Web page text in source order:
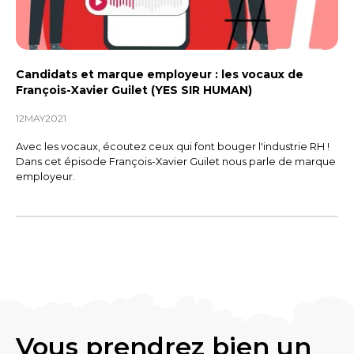
Et aujourd’hui, quelle forme prend
cet IDEA Pact ?
CLEMENT
Aujourd’hui, l’IDEA Pact va être un
pacte à signer pour s’engager sur 7
engagements hyper concrets.
Candidats et marque employeur : les vocaux de
François-Xavier Guilet (YES SIR HUMAN)
12MAY2021
Avec les vocaux, écoutez ceux qui font bouger l'industrie RH !
Dans cet épisode François-Xavier Guilet nous parle de marque
employeur.
Vous prendrez bien un